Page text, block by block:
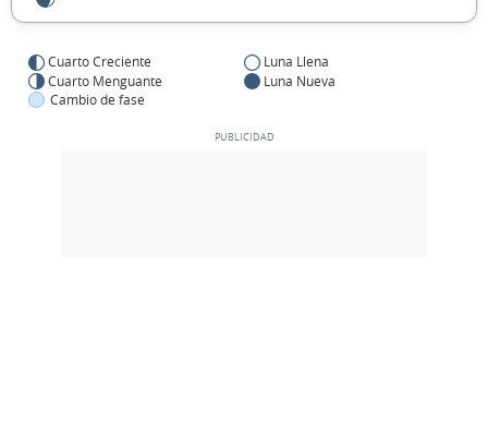
Cuarto Creciente
Luna Llena
Cuarto Menguante
Luna Nueva
Cambio de fase